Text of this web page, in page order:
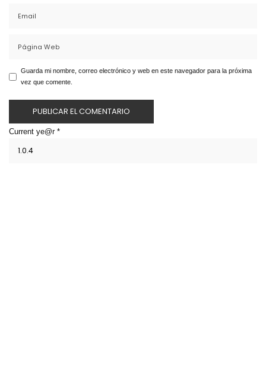
Guarda mi nombre, correo electrónico y web en este navegador para la próxima
vez que comente.
Current ye@r *